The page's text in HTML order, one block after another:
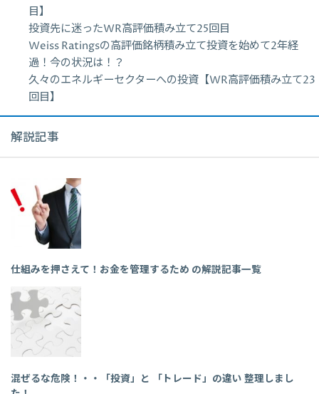
目】
投資先に迷ったWR高評価積み立て25回目
Weiss Ratingsの高評価銘柄積み立て投資を始めて2年経
過！今の状況は！？
久々のエネルギーセクターへの投資【WR高評価積み立て23
回目】
解説記事
仕組みを押さえて！お金を管理するため の解説記事一覧
混ぜるな危険！・・「投資」と 「トレード」の違い 整理しまし